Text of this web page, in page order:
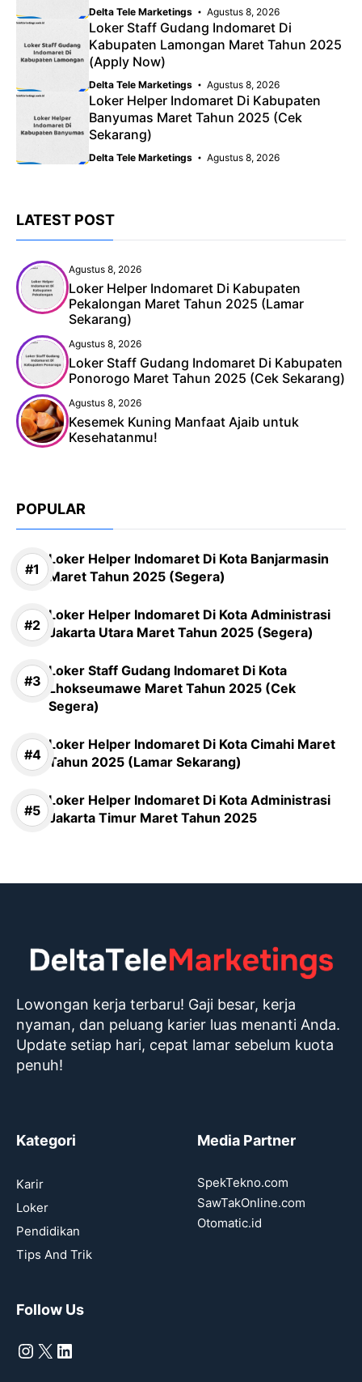
Delta Tele Marketings Agustus 8, 2026
Loker Staff Gudang Indomaret Di
Kabupaten Lamongan Maret Tahun 2025
(Apply Now)
Delta Tele Marketings Agustus 8, 2026
Loker Helper Indomaret Di Kabupaten
Banyumas Maret Tahun 2025 (Cek
Sekarang)
Delta Tele Marketings Agustus 8, 2026
LATEST POST
Agustus 8, 2026
Loker Helper Indomaret Di Kabupaten
Pekalongan Maret Tahun 2025 (Lamar
Sekarang)
Agustus 8, 2026
Loker Staff Gudang Indomaret Di Kabupaten
Ponorogo Maret Tahun 2025 (Cek Sekarang)
Agustus 8, 2026
Kesemek Kuning Manfaat Ajaib untuk
Kesehatanmu!
POPULAR
Loker Helper Indomaret Di Kota Banjarmasin
Maret Tahun 2025 (Segera)
Loker Helper Indomaret Di Kota Administrasi
Jakarta Utara Maret Tahun 2025 (Segera)
Loker Staff Gudang Indomaret Di Kota
Lhokseumawe Maret Tahun 2025 (Cek
Segera)
Loker Helper Indomaret Di Kota Cimahi Maret
Tahun 2025 (Lamar Sekarang)
Loker Helper Indomaret Di Kota Administrasi
Jakarta Timur Maret Tahun 2025
Lowongan kerja terbaru! Gaji besar, kerja
nyaman, dan peluang karier luas menanti Anda.
Update setiap hari, cepat lamar sebelum kuota
penuh!
Kategori
Karir
Loker
Pendidikan
Tips And Trik
Media Partner
SpekTekno.com
SawTakOnline.com
Otomatic.id
Follow Us
Instagram
X LinkedIn